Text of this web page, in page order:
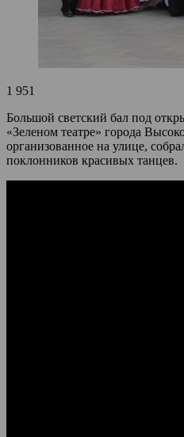
1 951
Большой светский бал под
«Зеленом театре» города
организованное на улице,
поклонников красивых танцев.